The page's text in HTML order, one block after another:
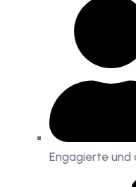
Engagierte und